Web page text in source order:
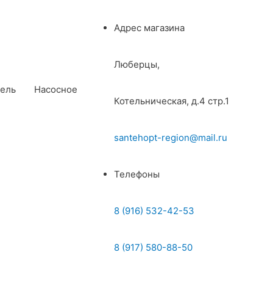
Насосное
Адрес магазина
Люберцы,
Котельническая, д.4 стр.1
santehopt-region@mail.ru
Телефоны
8 (916) 532-42-53
8 (917) 580-88-50